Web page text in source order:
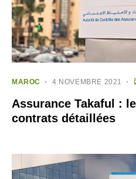
MAROC 4 NOVEMBRE 2021
Assurance Takaful :
contrats détaillées